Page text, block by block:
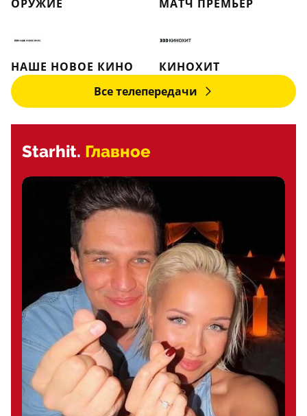
ОРУЖИЕ МАТЧ ПРЕМЬЕР
НАШЕ НОВОЕ КИНО
КИНОХИТ
Все телепередачи
Starhit. Главное